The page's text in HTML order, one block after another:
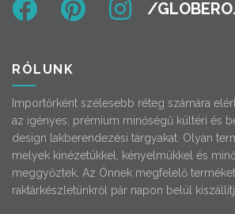
RÓLUNK
Importőrként szélesebb réteg számára
az igényes, prémium minőségű kültéri és
design lakberendezési tárgyakat. Olyan
melyek kinézetükkel, kényelmükkel és
meggyőztek. Az Önnek megfelelő
raktárkészletünkről pár napon belül